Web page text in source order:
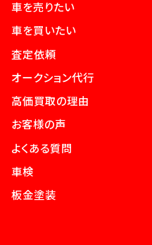
車を売りたい
車を買いたい
査定依頼
オークション代行
高価買取の理由
お客様の声
よくある質問
車検
板金塗装